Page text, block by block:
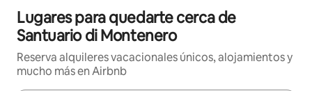
Lugares para quedarte cerca de
Santuario di Montenero
Reserva alquileres vacacionales únicos, alojamientos y
mucho más en Airbnb